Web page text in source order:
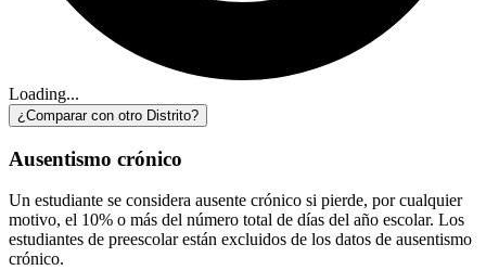
Loading...
¿Comparar con otro Distrito?
Ausentismo crónico
Un estudiante se considera ausente crónico si pierde, por cualquier
motivo, el 10% o más del número total de días del año escolar. Los
estudiantes de preescolar están excluidos de los datos de ausentismo
crónico.